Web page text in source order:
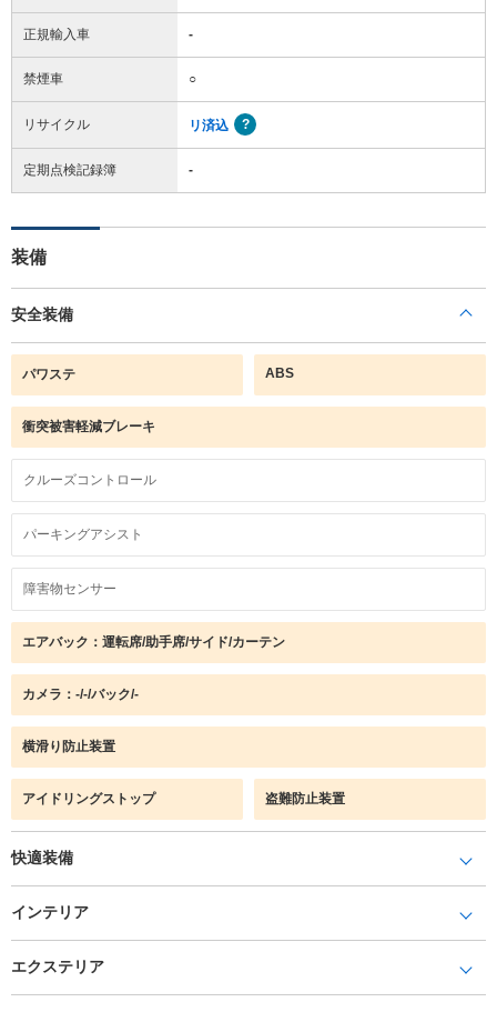
正規輸入車 -
禁煙車 ○
リサイクル リ済込
定期点検記録簿 -
装備
安全装備
パワステ ABS
衝突被害軽減ブレーキ
クルーズコントロール
パーキングアシスト
障害物センサー
エアバック：運転席/助手席/サイド/カーテン
カメラ：-/-/バック/-
横滑り防止装置
アイドリングストップ 盗難防止装置
快適装備
インテリア
エクステリア